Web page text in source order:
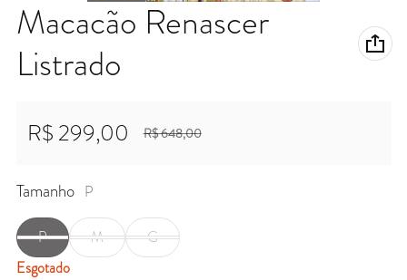
Macacão Renascer
Listrado
Preço promocional
R$ 299,00
Preço normal R$ 648,00
Tamanho P
P M
G
Esgotado